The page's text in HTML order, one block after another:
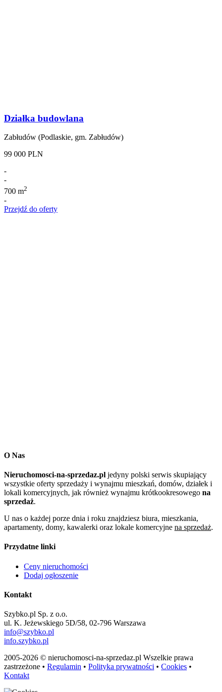
Działka budowlana
Zabłudów (Podlaskie, gm. Zabłudów)
99 000 PLN
-
-
700 m2
-
Przejdź do oferty
O Nas
Nieruchomosci-na-sprzedaz.pl jedyny polski serwis skupiający
wszystkie oferty sprzedaży i wynajmu mieszkań, domów, działek i
lokali komercyjnych, jak również wynajmu krótkookresowego na
sprzedaż.
U nas o każdej porze dnia i roku znajdziesz biura, mieszkania,
apartamenty, domy, kawalerki oraz lokale komercyjne na sprzedaż.
Przydatne linki
Ceny nieruchomości
Dodaj ogłoszenie
Kontakt
Szybko.pl Sp. z o.o.
ul. K. Jeżewskiego 5D/58, 02-796 Warszawa
info@szybko.pl
info.szybko.pl
2005-2026 © nieruchomosci-na-sprzedaz.pl Wszelkie prawa
zastrzeżone • Regulamin • Polityka prywatności • Cookies •
Kontakt